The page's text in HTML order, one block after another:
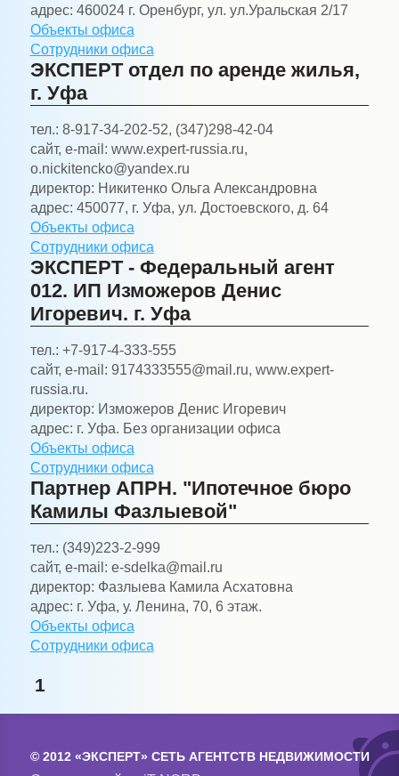
адрес: 460024 г. Оренбург, ул. ул.Уральская 2/17
Объекты офиса
Сотрудники офиса
ЭКСПЕРТ отдел по аренде жилья,
г. Уфа
тел.: 8-917-34-202-52, (347)298-42-04
сайт, e-mail: www.expert-russia.ru,
o.nickitencko@yandex.ru
директор: Никитенко Ольга Александровна
адрес: 450077, г. Уфа, ул. Достоевского, д. 64
Объекты офиса
Сотрудники офиса
ЭКСПЕРТ - Федеральный агент
012. ИП Изможеров Денис
Игоревич. г. Уфа
тел.: +7-917-4-333-555
сайт, e-mail: 9174333555@mail.ru, www.expert-
russia.ru.
директор: Изможеров Денис Игоревич
адрес: г. Уфа. Без организации офиса
Объекты офиса
Сотрудники офиса
Партнер АПРН. "Ипотечное бюро
Камилы Фазлыевой"
тел.: (349)223-2-999
сайт, e-mail: e-sdelka@mail.ru
директор: Фазлыева Камила Асхатовна
адрес: г. Уфа, у. Ленина, 70, 6 этаж.
Объекты офиса
Сотрудники офиса
1
© 2012 «ЭКСПЕРТ» СЕТЬ АГЕНТСТВ НЕДВИЖИМОСТИ